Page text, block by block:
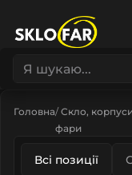
Головна Скло,
фари
Всі позиції